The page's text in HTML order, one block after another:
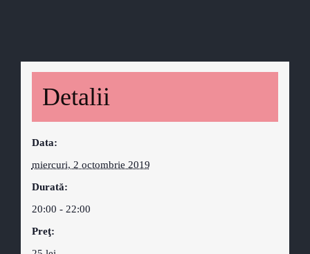
Detalii
Data:
miercuri, 2 octombrie 2019
Durată:
20:00 - 22:00
Preţ: